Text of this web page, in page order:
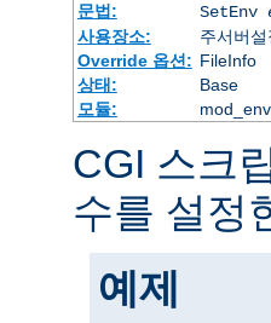
문법:
SetEnv
사용장소:
주서버
Override 옵션: FileInfo
상태:
Base
모듈:
mod_env
CGI 스크
수를 설정
예제